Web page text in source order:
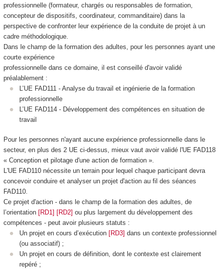
professionnelle (formateur, chargés ou responsables de formation,
concepteur de dispositifs, coordinateur, commanditaire) dans la
perspective de confronter leur expérience de la conduite de projet à un
cadre méthodologique.
Dans le champ de la formation des adultes, pour les personnes ayant une
courte expérience
professionnelle dans ce domaine, il est conseillé d'avoir validé
préalablement :
L’UE FAD111 - Analyse du travail et ingénierie de la formation
professionnelle
L’UE FAD114 - Développement des compétences en situation de
travail
Pour les personnes n'ayant aucune expérience professionnelle dans le
secteur, en plus des 2 UE ci-dessus, mieux vaut avoir validé l'UE FAD118
« Conception et pilotage d'une action de formation ».
L'UE FAD110 nécessite un terrain pour lequel chaque participant devra
concevoir conduire et analyser un projet d'action au fil des séances
FAD110.
Ce projet d'action - dans le champ de la formation des adultes, de
l’orientation [RD1] [RD2] ou plus largement du développement des
compétences - peut avoir plusieurs statuts :
Un projet en cours d’exécution [RD3] dans un contexte professionnel
(ou associatif) ;
Un projet en cours de définition, dont le contexte est clairement
repéré ;